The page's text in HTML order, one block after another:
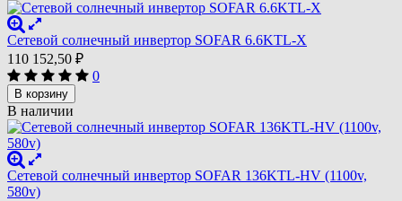
Сетевой солнечный инвертор SOFAR 6.6KTL-X
110 152,50 ₽
0
В корзину
В наличии
Сетевой солнечный инвертор SOFAR 136KTL-HV (1100v,
580v)